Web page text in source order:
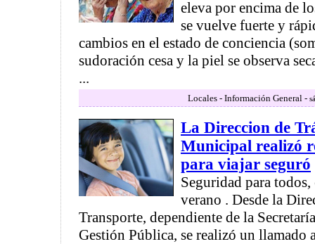
eleva por encima de
se vuelve fuerte y
cambios en el estado de conciencia
sudoración cesa y la piel se observa
...
Locales - Información General -
La Direccion de
Municipal realizó
para viajar seguró
Seguridad para todos,
verano . Desde la
Transporte, dependiente de la
Gestión Pública, se realizó un llamado